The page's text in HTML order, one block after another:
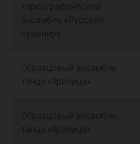
хореографический
ансамбль «Русский
сувенир»
Образцовый ансамбль
танца «Ярилица»
Образцовый ансамбль
танца «Ярилица»